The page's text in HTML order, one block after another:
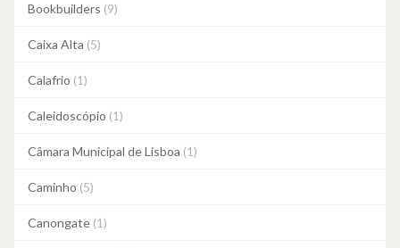
Bookbuilders (9)
Caixa Alta (5)
Calafrio (1)
Caleidoscópio (1)
Câmara Municipal de Lisboa (1)
Caminho (5)
Canongate (1)